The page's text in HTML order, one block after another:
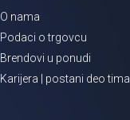
O nama
Podaci o trgovcu
Brendovi u ponudi
Karijera | postani deo tima